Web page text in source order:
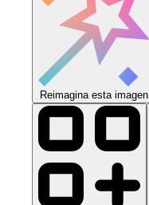
Reimagina esta imagen